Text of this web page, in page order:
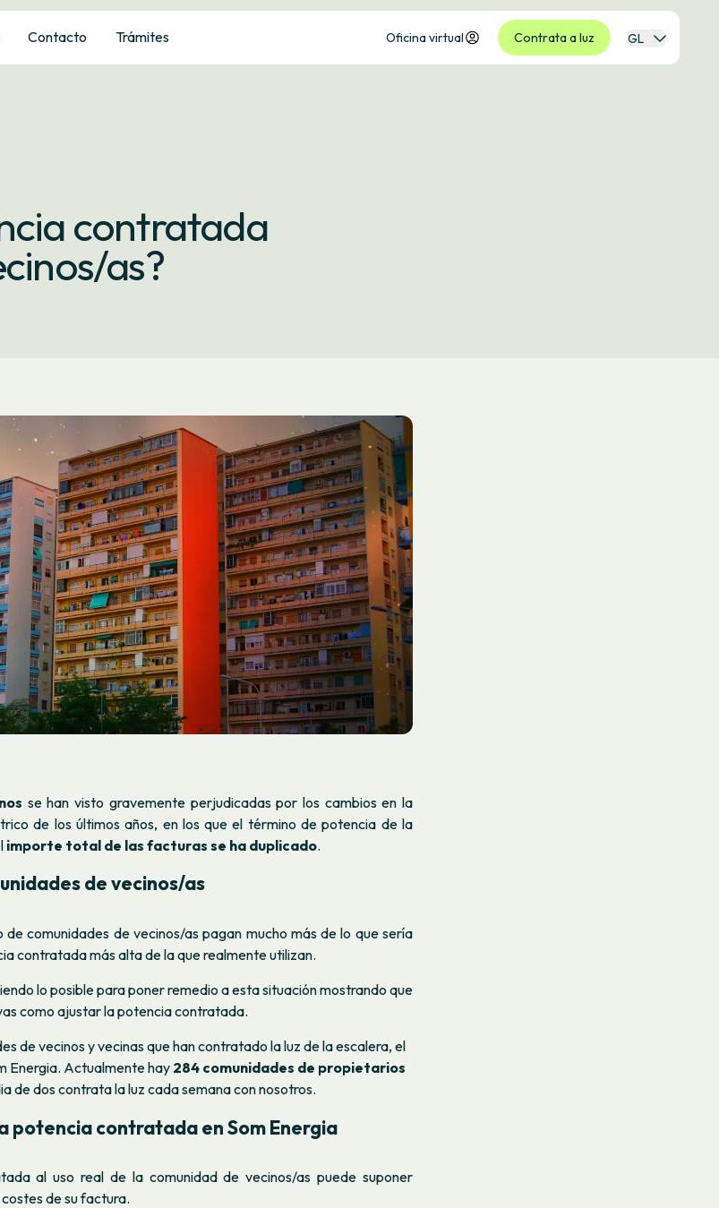
Contacto Trámites Oficina virtual Contrata a luz GL
contratada
as?
se han visto gravemente perjudicadas por los cambios en la
de los últimos años, en los que el término de potencia de la
importe total de las facturas se ha duplicado.
de vecinos/as
comunidades de vecinos/as pagan mucho más de lo que sería
contratada más alta de la que realmente utilizan.
lo posible para poner remedio a esta situación mostrando que
como ajustar la potencia contratada.
de vecinos y vecinas que han contratado la luz de la escalera, el
Energia. Actualmente hay284 comunidades de propietarios
de dos contrata la luz cada semana con nosotros.
potencia contratada en Som Energia
al uso real de la comunidad de vecinos/as puede suponer
de su factura.